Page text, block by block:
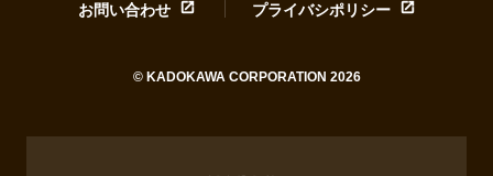
お問い合わせ プライバシポリシー
© KADOKAWA CORPORATION 2026